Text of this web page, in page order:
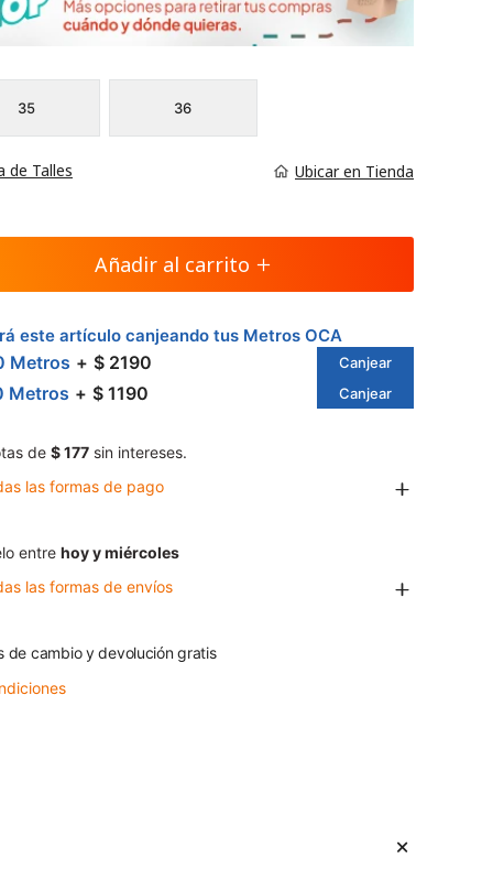
35 36
de Talles Ubicar en Tienda
Añadir al carrito
este artículo canjeando tus Metros OCA
Metros $ 2190 Canjear
Metros $ 1190 Canjear
de $ 177 sin intereses.
las formas de pago
entre hoy y miércoles
las formas de envíos
de cambio y devolución gratis